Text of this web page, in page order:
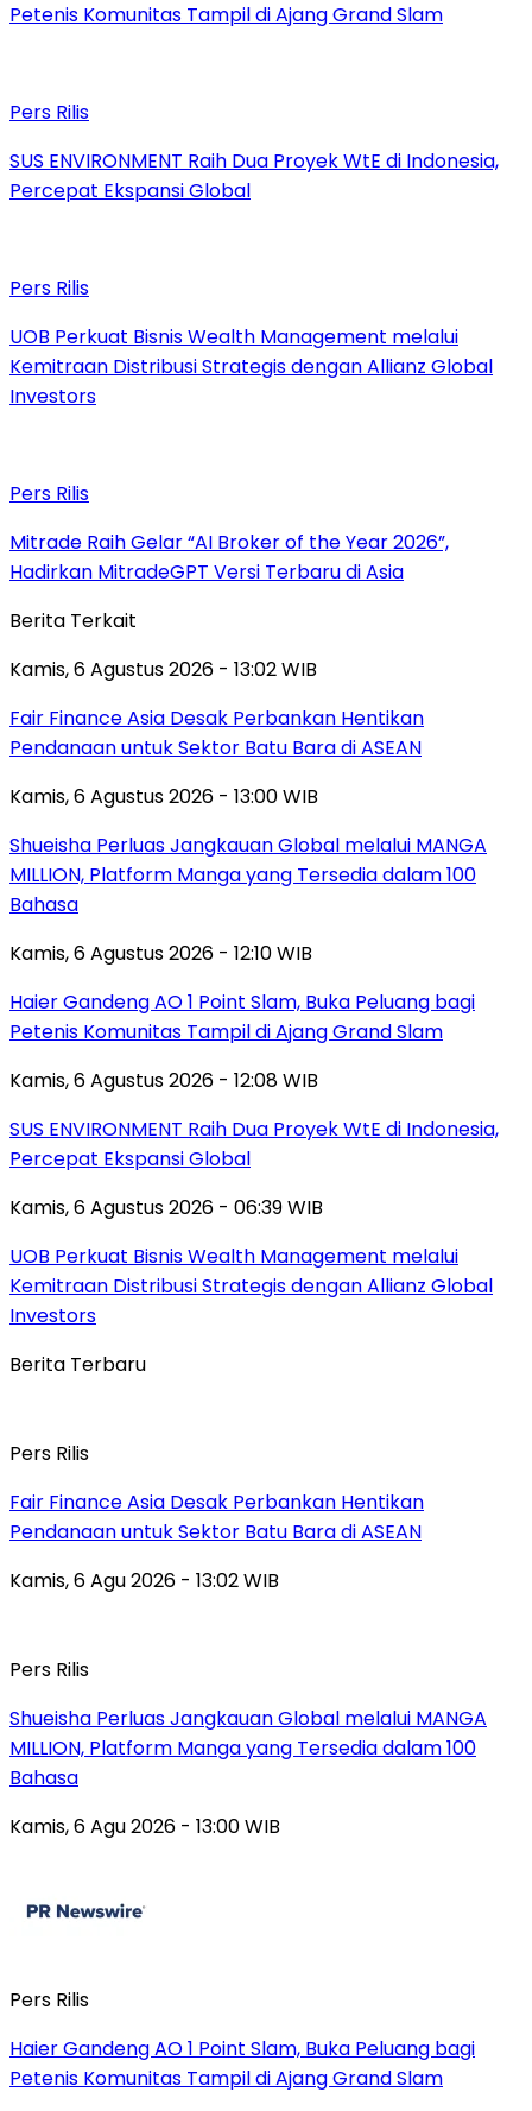
Petenis Komunitas Tampil di Ajang Grand Slam
Pers Rilis
SUS ENVIRONMENT Raih Dua Proyek WtE di Indonesia,
Percepat Ekspansi Global
Pers Rilis
UOB Perkuat Bisnis Wealth Management melalui
Kemitraan Distribusi Strategis dengan Allianz Global
Investors
Pers Rilis
Mitrade Raih Gelar “AI Broker of the Year 2026”,
Hadirkan MitradeGPT Versi Terbaru di Asia
Berita Terkait
Kamis, 6 Agustus 2026 - 13:02 WIB
Fair Finance Asia Desak Perbankan Hentikan
Pendanaan untuk Sektor Batu Bara di ASEAN
Kamis, 6 Agustus 2026 - 13:00 WIB
Shueisha Perluas Jangkauan Global melalui MANGA
MILLION, Platform Manga yang Tersedia dalam 100
Bahasa
Kamis, 6 Agustus 2026 - 12:10 WIB
Haier Gandeng AO 1 Point Slam, Buka Peluang bagi
Petenis Komunitas Tampil di Ajang Grand Slam
Kamis, 6 Agustus 2026 - 12:08 WIB
SUS ENVIRONMENT Raih Dua Proyek WtE di Indonesia,
Percepat Ekspansi Global
Kamis, 6 Agustus 2026 - 06:39 WIB
UOB Perkuat Bisnis Wealth Management melalui
Kemitraan Distribusi Strategis dengan Allianz Global
Investors
Berita Terbaru
Pers Rilis
Fair Finance Asia Desak Perbankan Hentikan
Pendanaan untuk Sektor Batu Bara di ASEAN
Kamis, 6 Agu 2026 - 13:02 WIB
Pers Rilis
Shueisha Perluas Jangkauan Global melalui MANGA
MILLION, Platform Manga yang Tersedia dalam 100
Bahasa
Kamis, 6 Agu 2026 - 13:00 WIB
Pers Rilis
Haier Gandeng AO 1 Point Slam, Buka Peluang bagi
Petenis Komunitas Tampil di Ajang Grand Slam